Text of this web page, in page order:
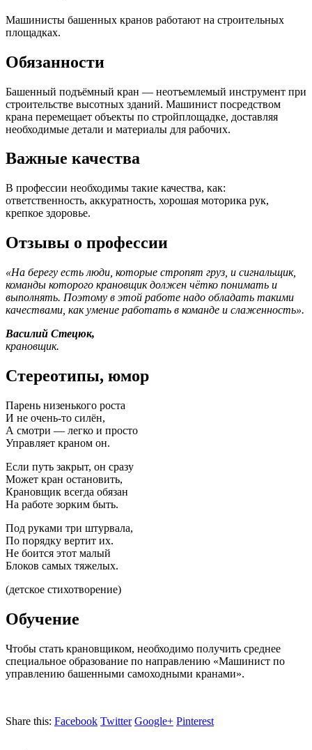
Машинисты башенных кранов работают на строительных
площадках.
Обязанности
Башенный подъёмный кран — неотъемлемый инструмент при
строительстве высотных зданий. Машинист посредством
крана перемещает объекты по стройплощадке, доставляя
необходимые детали и материалы для рабочих.
Важные качества
В профессии необходимы такие качества, как:
ответственность, аккуратность, хорошая моторика рук,
крепкое здоровье.
Отзывы о профессии
«На берегу есть люди, которые стропят груз, и сигнальщик,
команды которого крановщик должен чётко понимать и
выполнять. Поэтому в этой работе надо обладать такими
качествами, как умение работать в команде и слаженность».
Василий Стецюк,
крановщик.
Стереотипы, юмор
Парень низенького роста
И не очень-то силён,
А смотри — легко и просто
Управляет краном он.
Если путь закрыт, он сразу
Может кран остановить,
Крановщик всегда обязан
На работе зорким быть.
Под руками три штурвала,
По порядку вертит их.
Не боится этот малый
Блоков самых тяжелых.
(детское стихотворение)
Обучение
Чтобы стать крановщиком, необходимо получить среднее
специальное образование по направлению «Машинист по
управлению башенными самоходными кранами».
Share this: Facebook Twitter Google+ Pinterest